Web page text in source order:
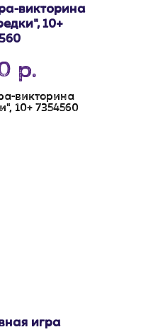
викторина
10+
р.
викторина
10+ 7354560
игра